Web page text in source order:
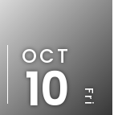
OCT
10 Fri